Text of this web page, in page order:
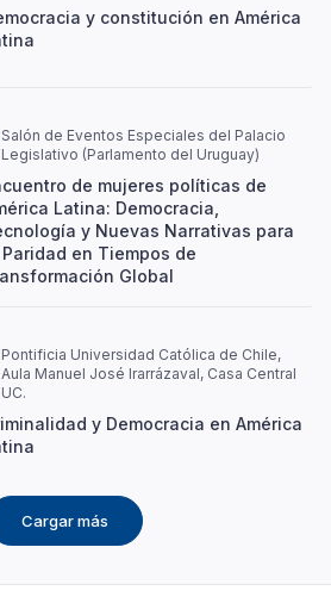
y constitución en América
Salón de Eventos Especiales del Palacio
Legislativo (Parlamento del Uruguay)
de mujeres políticas de
Latina: Democracia,
y Nuevas Narrativas para
en Tiempos de
Global
Pontificia Universidad Católica de Chile,
Aula Manuel José Irarrázaval, Casa Central
UC.
y Democracia en América
Cargar más